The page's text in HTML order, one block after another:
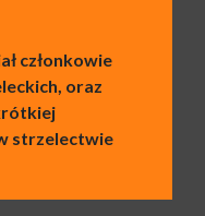
członkowie
oraz
strzelectwie